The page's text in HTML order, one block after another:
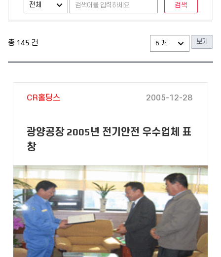
총 145 건
CR홀딩스 2005-12-28
광양공장 2005년 전기안전 우수업체 표
창